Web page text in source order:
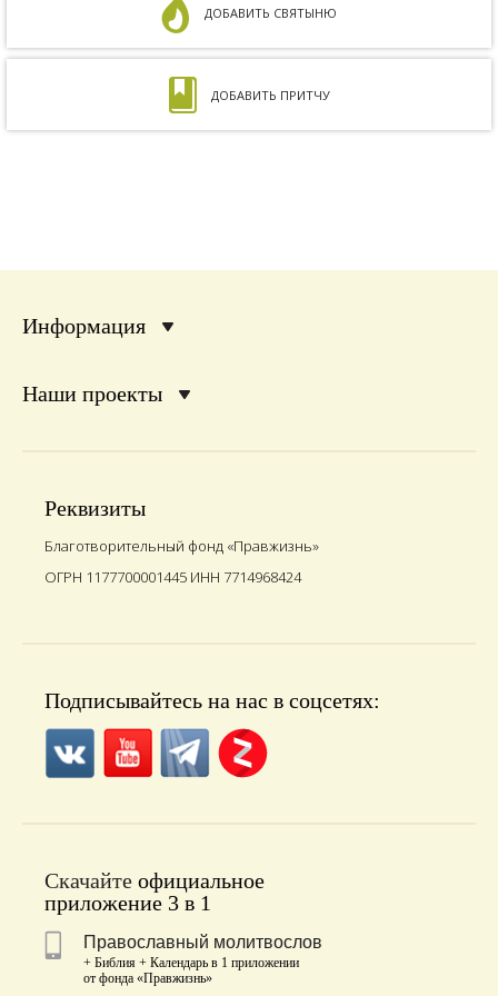
ДОБАВИТЬ СВЯТЫНЮ
ДОБАВИТЬ ПРИТЧУ
Информация
Наши проекты
Реквизиты
Благотворительный фонд «Правжизнь»
ОГРН 1177700001445 ИНН 7714968424
Подписывайтесь на нас в соцсетях:
Скачайте официальное
приложение 3 в 1
Православный молитвослов
+ Библия + Календарь в 1 приложении
от фонда «Правжизнь»